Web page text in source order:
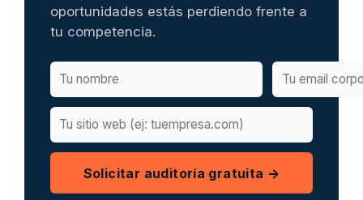
oportunidades estás perdiendo frente a
tu competencia.
Solicitar auditoría gratuita →